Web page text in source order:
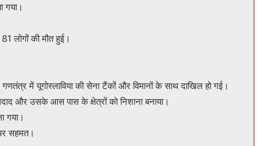
गया।
लोगों की मौत हुई।
में यूगोस्लाविया की सेना टैंकों और विमानों के साथ दाखिल हो गई।
और उसके आस पास के क्षेत्रों को निशाना बनाया।
गया।
सहमत।